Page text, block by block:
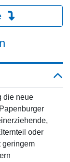
die neue
oder
geringem